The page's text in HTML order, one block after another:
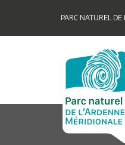
PARC NATUREL